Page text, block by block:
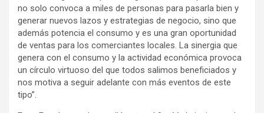
no solo convoca a miles de personas para pasarla bien y
generar nuevos lazos y estrategias de negocio, sino que
además potencia el consumo y es una gran oportunidad
de ventas para los comerciantes locales. La sinergia que
genera con el consumo y la actividad económica provoca
un círculo virtuoso del que todos salimos beneficiados y
nos motiva a seguir adelante con más eventos de este
tipo”.